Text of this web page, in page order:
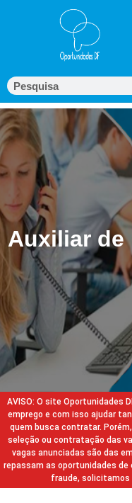
Auxiliar de
AVISO: O site Oportunidades
emprego e com isso ajudar
quem busca contratar.
seleção ou contratação das
vagas anunciadas são das
repassam as oportunidades de
fraude,